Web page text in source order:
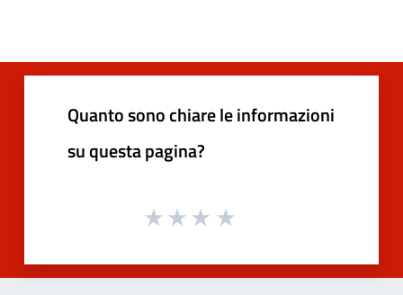
Quanto sono chiare le informazioni
su questa pagina?